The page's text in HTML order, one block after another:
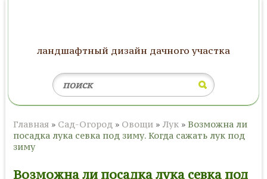
ландшафтный дизайн дачного участка
Главная» Сад-Огород» Овощи» Лук» Возможна ли
посадка лука севка под зиму. Когда сажать лук под
зиму
Возможна ли посадка лука севка под